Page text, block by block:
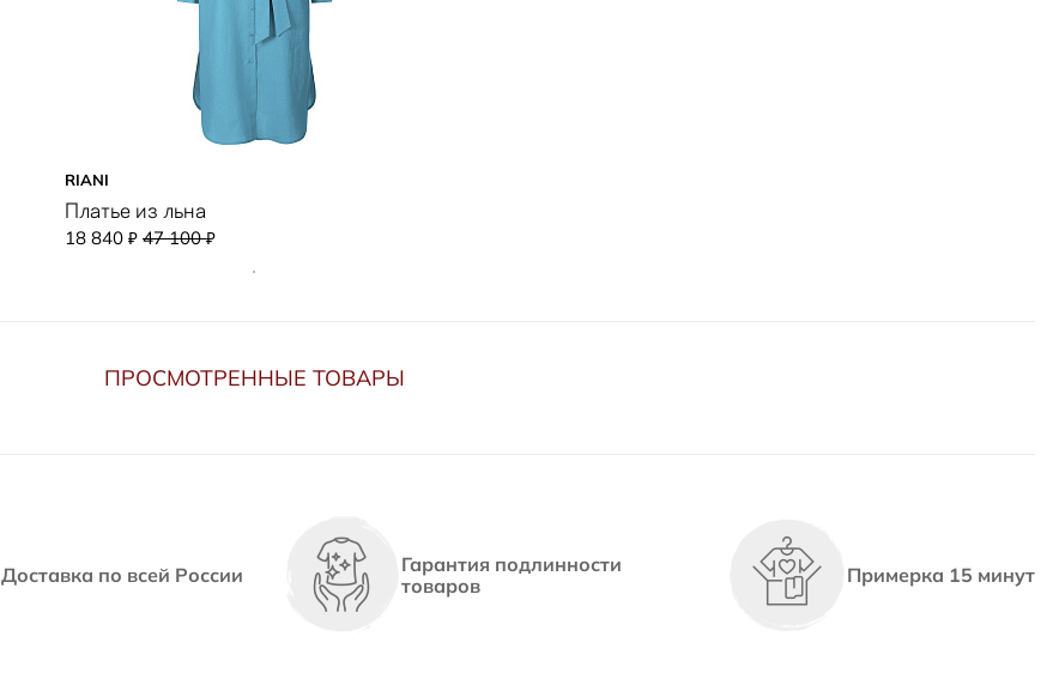
RIANI
Платье из льна
18 840 ₽ 47 100₽
ПРОСМОТРЕННЫЕ ТОВАРЫ
Доставка по всей России
Гарантия подлинности
товаров
Примерка 15 минут